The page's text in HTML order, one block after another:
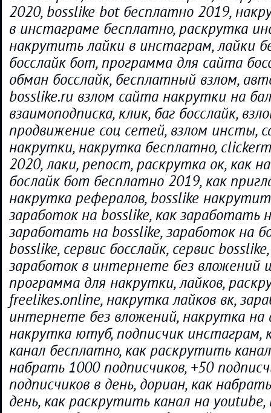
2020, bosslike bot бесплатно 2019,
в инстаграме бесплатно, раскрутка
накрутить лайки в инстаграм, лайки
босслайк бот, программа для сайта
обман босслайк, бесплатный взлом,
bosslike.ru взлом сайта накрутки на
взаимоподписка, клик, баг босслайк,
продвижение соц сетей, взлом инсты,
накрутки, накрутка бесплатно,
2020, лаки, репост, раскрутка ок, как
бослайк бот бесплатно 2019, как
накрутка рефералов, bosslike
заработок на bosslike, как заработать
заработать на bosslike, заработок на
bosslike, сервис босслайк, сервис
заработок в интернете без вложений
программа для накрутки, лайков,
freelikes.online, накрутка лайков вк,
интернете без вложений, накрутка
накрутка ютуб, подписчик инстаграм,
канал бесплатно, как раскрутить
набрать 1000 подписчиков, +50
подписчиков в день, дориан, как
день, как раскрутить канал на youtube,